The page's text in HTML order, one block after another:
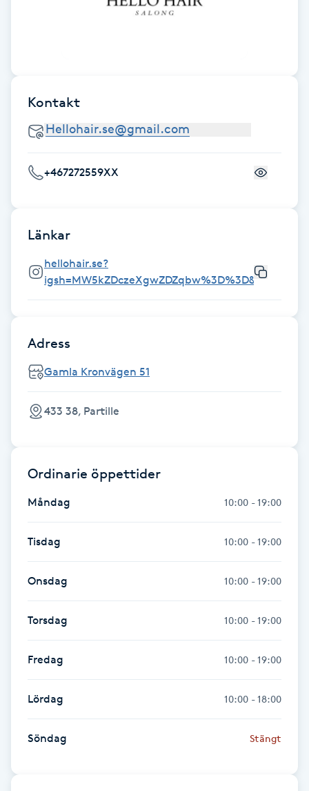
Healing
Herrklippning
HIFU
Hollywood Peel
Hot yoga
Huduppstramning
Hudvård
Hyaluronsyra
Hyperhidros
Hypnos
Hårborttagning
I
Kontakt
+467272559XX
Länkar
hellohair.se?
Adress
Gamla Kronvägen 51
433 38, Partille
Ordinarie öppettider
Måndag 10:00 - 19:00
Tisdag 10:00 - 19:00
Onsdag 10:00 - 19:00
Torsdag 10:00 - 19:00
Fredag 10:00 - 19:00
Lördag 10:00 - 18:00
Söndag Stängt